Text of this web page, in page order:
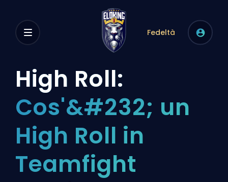
Fedeltà
High Roll:
Cos'&#232; un
High Roll in
Teamfight